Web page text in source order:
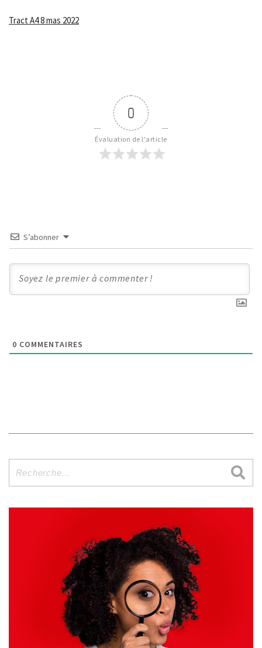
Tract A4 8 mas 2022
0
Évaluation de l'article
S’abonner
0 COMMENTAIRES
pour